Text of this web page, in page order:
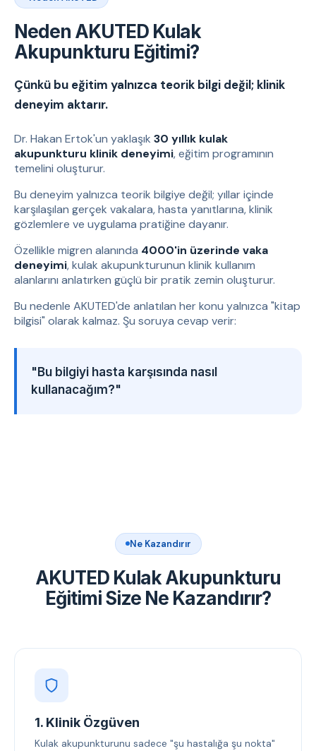
Neden AKUTED Kulak
Akupunkturu Eğitimi?
Çünkü bu eğitim yalnızca teorik bilgi değil; klinik
deneyim aktarır.
Dr. Hakan Ertok'un yaklaşık 30 yıllık kulak
akupunkturu klinik deneyimi, eğitim programının
temelini oluşturur.
Bu deneyim yalnızca teorik bilgiye değil; yıllar içinde
karşılaşılan gerçek vakalara, hasta yanıtlarına, klinik
gözlemlere ve uygulama pratiğine dayanır.
Özellikle migren alanında 4000'in üzerinde vaka
deneyimi, kulak akupunkturunun klinik kullanım
alanlarını anlatırken güçlü bir pratik zemin oluşturur.
Bu nedenle AKUTED'de anlatılan her konu yalnızca "kitap
bilgisi" olarak kalmaz. Şu soruya cevap verir:
"Bu bilgiyi hasta karşısında nasıl
kullanacağım?"
Ne Kazandırır
AKUTED Kulak Akupunkturu
Eğitimi Size Ne Kazandırır?
1. Klinik Özgüven
Kulak akupunkturunu sadece "şu hastalığa şu nokta"